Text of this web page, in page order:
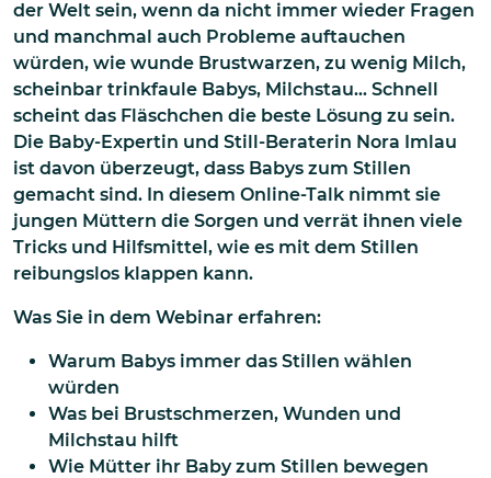
der Welt sein, wenn da nicht immer wieder Fragen
und manchmal auch Probleme auftauchen
würden, wie wunde Brustwarzen, zu wenig Milch,
scheinbar trinkfaule Babys, Milchstau… Schnell
scheint das Fläschchen die beste Lösung zu sein.
Die Baby-Expertin und Still-Beraterin Nora Imlau
ist davon überzeugt, dass Babys zum Stillen
gemacht sind. In diesem Online-Talk nimmt sie
jungen Müttern die Sorgen und verrät ihnen viele
Tricks und Hilfsmittel, wie es mit dem Stillen
reibungslos klappen kann.
Was Sie in dem Webinar erfahren:
Warum Babys immer das Stillen wählen
würden
Was bei Brustschmerzen, Wunden und
Milchstau hilft
Wie Mütter ihr Baby zum Stillen bewegen